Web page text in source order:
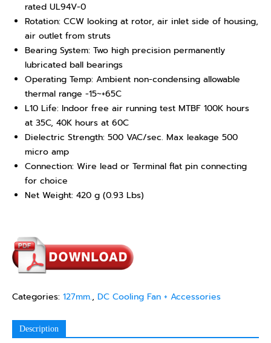
rated UL94V-0
Rotation: CCW looking at rotor, air inlet side of housing,
air outlet from struts
Bearing System: Two high precision permanently
lubricated ball bearings
Operating Temp: Ambient non-condensing allowable
thermal range -15~+65C
L10 Life: Indoor free air running test MTBF 100K hours
at 35C, 40K hours at 60C
Dielectric Strength: 500 VAC/sec. Max leakage 500
micro amp
Connection: Wire lead or Terminal flat pin connecting
for choice
Net Weight: 420 g (0.93 Lbs)
Categories: 127mm., DC Cooling Fan + Accessories
Description